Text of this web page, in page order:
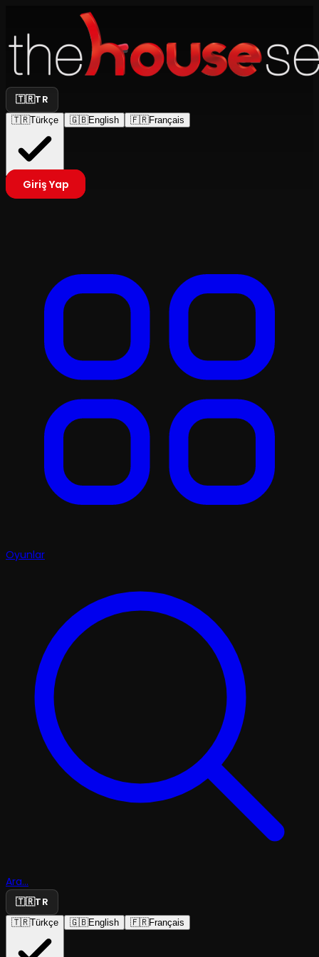
🇹🇷TR
🇹🇷Türkçe 🇬🇧English 🇫🇷Français
Giriş Yap
Oyunlar
Ara...
🇹🇷TR
🇹🇷Türkçe 🇬🇧English 🇫🇷Français